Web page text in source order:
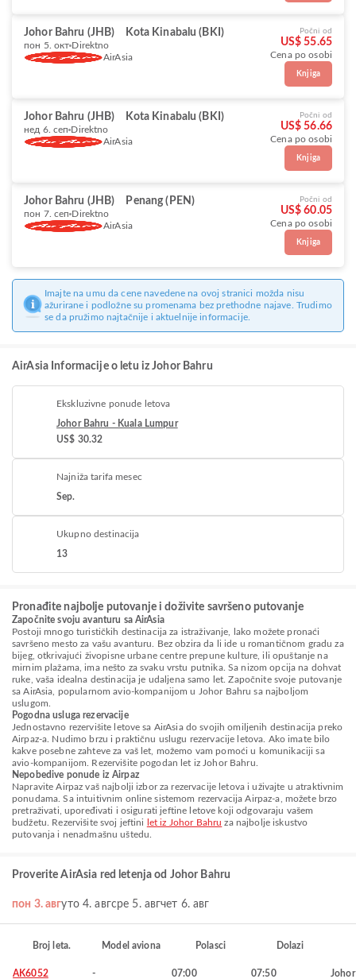
Johor Bahru (JHB) Kota Kinabalu (BKI)
пон 5. окт Direktno
AirAsia
Počni od
US$ 55.65
Cena po osobi
Knjiga
Johor Bahru (JHB) Kota Kinabalu (BKI)
нед 6. сеп Direktno
AirAsia
Počni od
US$ 56.66
Cena po osobi
Knjiga
Johor Bahru (JHB) Penang (PEN)
пон 7. сеп Direktno
AirAsia
Počni od
US$ 60.05
Cena po osobi
Knjiga
Imajte na umu da cene navedene na ovoj stranici možda nisu
ažurirane i podložne su promenama bez prethodne najave. Trudimo
se da pružimo najtačnije i aktuelnije informacije.
AirAsia Informacije o letu iz Johor Bahru
Ekskluzivne ponude letova
Johor Bahru - Kuala Lumpur
US$ 30.32
Najniža tarifa mesec
Sep.
Ukupno destinacija
13
Pronađite najbolje putovanje i doživite savršeno putovanje
Započnite svoju avanturu sa AirAsia
Postoji mnogo turističkih destinacija za istraživanje, lako možete pronaći
savršeno mesto za vašu avanturu. Bez obzira da li ide u romantičnom gradu za
bijeg, otkrivajući živopisne urbane centre prepune kulture, ili opuštanje na
mirnim plažama, ima nešto za svaku vrstu putnika. Sa nizom opcija na dohvat
ruke, vaša idealna destinacija je udaljena samo let. Započnite svoje putovanje
sa AirAsia, popularnom avio-kompanijom u Johor Bahru sa najboljom
uslugom.
Pogodna usluga rezervacije
Jednostavno rezervišite letove sa AirAsia do svojih omiljenih destinacija preko
Airpaz-a. Nudimo brzu i praktičnu uslugu rezervacije letova. Ako imate bilo
kakve posebne zahteve za vaš let, možemo vam pomoći u komunikaciji sa
avio-kompanijom. Rezervišite pogodan let iz Johor Bahru.
Nepobedive ponude iz Airpaz
Napravite Airpaz vaš najbolji izbor za rezervacije letova i uživajte u atraktivnim
ponudama. Sa intuitivnim online sistemom rezervacija Airpaz-a, možete brzo
pretraživati, upoređivati i osigurati jeftine letove koji odgovaraju vašem
budžetu. Rezervišite svoj jeftini
let iz Johor Bahru za najbolje iskustvo
putovanja i nenadmašnu uštedu.
Proverite AirAsia red letenja od Johor Bahru
пон 3. авгуто 4. авгсре 5. авгчет 6. авг
Broj leta. Model aviona Polasci Dolazi
AK6052 - 07:00 07:50